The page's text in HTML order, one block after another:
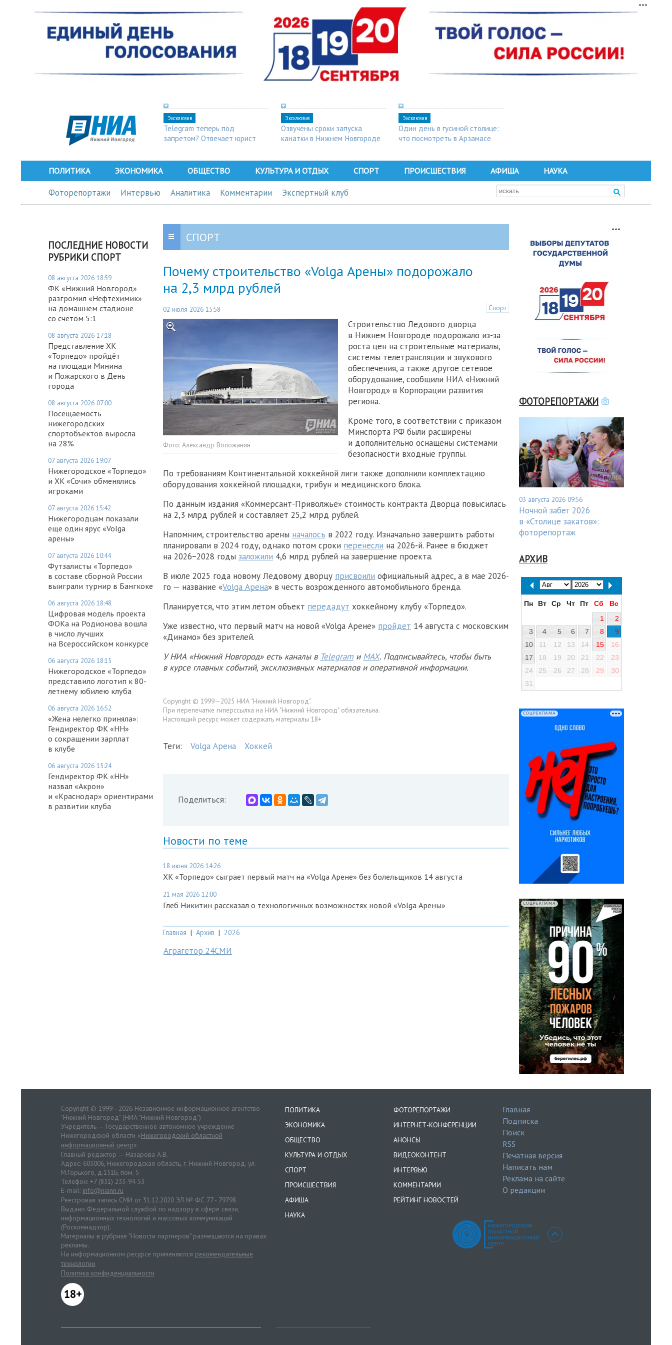
Эксклюзив
Telegram теперь под
запретом? Отвечает юрист
Эксклюзив
Озвучены сроки запуска
канатки в Нижнем Новгороде
Эксклюзив
Один день в гусиной столице:
что посмотреть в Арзамасе
ПОЛИТИКА ЭКОНОМИКА ОБЩЕСТВО КУЛЬТУРА И ОТДЫХ СПОРТ ПРОИСШЕСТВИЯ АФИША НАУКА
Фоторепортажи Интервью Аналитика Комментарии Экспертный клуб
ПОСЛЕДНИЕ НОВОСТИ
РУБРИКИ СПОРТ
08 августа 2026 18:59
ФК «Нижний Новгород»
разгромил «Нефтехимик»
на домашнем стадионе
со счётом 5:1
08 августа 2026 17:18
Представление ХК
«Торпедо» пройдёт
на площади Минина
и Пожарского в День
города
08 августа 2026 07:00
Посещаемость
нижегородских
спортобъектов выросла
на 28%
07 августа 2026 19:07
Нижегородское «Торпедо»
и ХК «Сочи» обменялись
игроками
07 августа 2026 15:42
Нижегородцам показали
еще один ярус «Volga
арены»
07 августа 2026 10:44
Футзалисты «Торпедо»
в составе сборной России
выиграли турнир в Бангкоке
06 августа 2026 18:48
Цифровая модель проекта
ФОКа на Родионова вошла
в число лучших
на Всероссийском конкурсе
06 августа 2026 18:15
Нижегородское «Торпедо»
представило логотип к 80-
летнему юбилею клуба
06 августа 2026 16:52
«Жена нелегко приняла»:
Гендиректор ФК «НН»
о сокращении зарплат
в клубе
06 августа 2026 15:24
Гендиректор ФК «НН»
назвал «Акрон»
и «Краснодар» ориентирами
в развитии клуба
СПОРТ
Почему строительство «Volga Арены» подорожало
на 2,3 млрд рублей
02 июля 2026 15:58 Спорт
Фото: Александр Воложанин
Строительство Ледового дворца
в Нижнем Новгороде подорожало из-за
роста цен на строительные материалы,
системы телетрансляции и звукового
обеспечения, а также другое сетевое
оборудование, сообщили НИА «Нижний
Новгород» в Корпорации развития
региона.
Кроме того, в соответствии с приказом
Минспорта РФ были расширены
и дополнительно оснащены системами
безопасности входные группы.
По требованиям Континентальной хоккейной лиги также дополнили комплектацию
оборудования хоккейной площадки, трибун и медицинского блока.
По данным издания «Коммерсант-Приволжье» стоимость контракта Дворца повысилась
на 2,3 млрд рублей и составляет 25,2 млрд рублей.
Напомним, строительство арены началось в 2022 году. Изначально завершить работы
планировали в 2024 году, однако потом сроки перенесли на 2026-й. Ранее в бюджет
на 2026−2028 годы заложили 4,6 млрд рублей на завершение проекта.
В июле 2025 года новому Ледовому дворцу присвоили официальный адрес, а в мае 2026-
го — название «Volga Арена» в честь возрожденного автомобильного бренда.
Планируется, что этим летом объект передадут хоккейному клубу «Торпедо».
Уже известно, что первый матч на новой «Volga Арене» пройдет 14 августа с московским
«Динамо» без зрителей.
У НИА «Нижний Новгород» есть каналы в Telegram и MAX. Подписывайтесь, чтобы быть
в курсе главных событий, эксклюзивных материалов и оперативной информации.
Copyright © 1999—2025 НИА "Нижний Новгород".
При перепечатке гиперссылка на НИА "Нижний Новгород" обязательна.
Настоящий ресурс может содержать материалы 18+
Теги: Volga Арена Хоккей
Поделиться:
Новости по теме
18 июня 2026 14:26
ХК «Торпедо» сыграет первый матч на «Volga Арене» без болельщиков 14 августа
21 мая 2026 12:00
Глеб Никитин рассказал о технологичных возможностях новой «Volga Арены»
Главная | Архив | 2026
Аграгетор 24СМИ
ФОТОРЕПОРТАЖИ
03 августа 2026 09:56
Ночной забег 2026
в «Столице закатов»:
фоторепортаж
АРХИВ
Пн Вт Ср Чт Пт Сб
Вс
1
2
3
4 5 6 7 8
9
10
11 12 13 14 15
16
17
18 19 20 21 22
23
24
25 26 27 28 29
30
31
СОЦРЕКЛАМА
СОЦРЕКЛАМА
Copyright © 1999—2026 Независимое информационное агентство
"Нижний Новгород" (НИА "Нижний Новгород")
Учредитель — Государственное автономное учреждение
Нижегородской области «Нижегородский областной
информационный центр»
Главный редактор — Назарова А.В.
Адрес: 603006, Нижегородская область, г. Нижний Новгород. ул.
М.Горького, д.151Б, пом. 5
Телефон: +7 (831) 233-94-53
E-mail: info@niann.ru
Реестровая запись СМИ от 31.12.2020 ЭЛ № ФС 77 - 79798.
Выдано Федеральной службой по надзору в сфере связи,
информационных технологий и массовых коммуникаций
(Роскомнадзор).
Материалы в рубрике "Новости партнеров" размещаются на правах
рекламы.
На информационном ресурсе применяются рекомендательные
технологии.
Политика конфиденциальности
18+
ПОЛИТИКА
ЭКОНОМИКА
ОБЩЕСТВО
КУЛЬТУРА И ОТДЫХ
СПОРТ
ПРОИСШЕСТВИЯ
АФИША
НАУКА
ФОТОРЕПОРТАЖИ
ИНТЕРНЕТ-КОНФЕРЕНЦИИ
АНОНСЫ
ВИДЕОКОНТЕНТ
ИНТЕРВЬЮ
КОММЕНТАРИИ
РЕЙТИНГ НОВОСТЕЙ
Главная
Подписка
Поиск
RSS
Печатная версия
Написать нам
Реклама на сайте
О редакции